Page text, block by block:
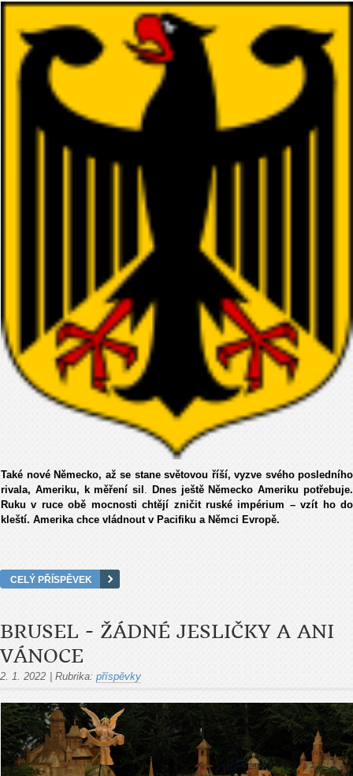
Také nové Německo, až se stane světovou říší, vyzve svého posledního
rivala, Ameriku, k měření sil . Dnes ještě Německo Ameriku potřebuje.
Ruku v ruce obě mocnosti chtějí zničit ruské impérium – vzít ho do
kleští. Amerika chce vládnout v Pacifiku a Němci Evropě.
CELÝ PŘÍSPĚVEK
BRUSEL - ŽÁDNÉ JESLIČKY A ANI
VÁNOCE
2. 1. 2022 Rubrika: příspěvky